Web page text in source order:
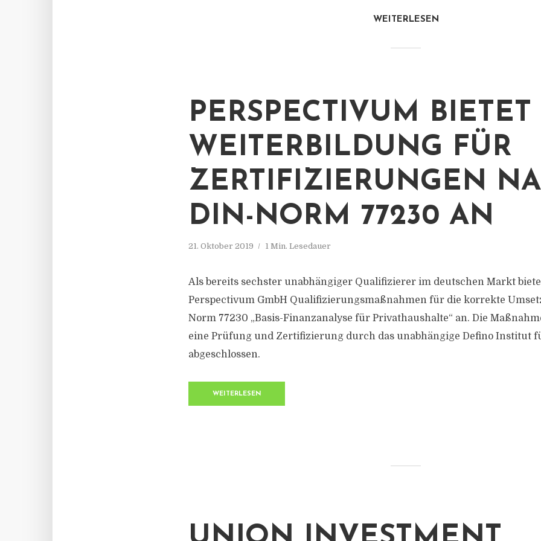
WEITERLESEN
PERSPECTIVUM BIETET
WEITERBILDUNG FÜR
ZERTIFIZIERUNGEN
DIN-NORM 77230 AN
21. Oktober 2019 1 Min. Lesedauer
Als bereits sechster unabhängiger Qualifizierer im deutschen Markt
Perspectivum GmbH Qualifizierungsmaßnahmen für die korrekte
Norm 77230 „Basis-Finanzanalyse für Privathaushalte“ an. Die
eine Prüfung und Zertifizierung durch das unabhängige Defino Institut
abgeschlossen.
WEITERLESEN